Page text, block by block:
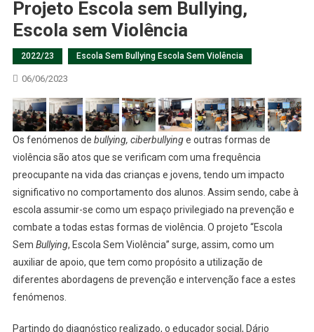
Projeto Escola sem Bullying,
Escola sem Violência
2022/23 Escola Sem Bullying Escola Sem Violência
06/06/2023
Os fenómenos de bullying, ciberbullyinge outras formas de
violência são atos que se verificam com uma frequência
preocupante na vida das crianças e jovens, tendo um impacto
significativo no comportamento dos alunos. Assim sendo, cabe à
escola assumir-se como um espaço privilegiado na prevenção e
combate a todas estas formas de violência. O projeto “Escola
Sem Bullying, Escola Sem Violência” surge, assim, como um
auxiliar de apoio, que tem como propósito a utilização de
diferentes abordagens de prevenção e intervenção face a estes
fenómenos.
Partindo do diagnóstico realizado, o educador social, Dário